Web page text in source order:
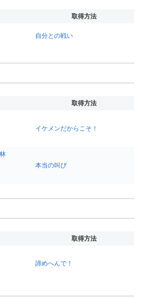
取得方法
自分との戦い
取得方法
イケメンだからこそ！
本当の叫び
取得方法
諦めへんで！